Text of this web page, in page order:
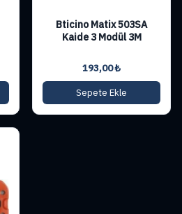
Bticino Matix 503SA
Kaide 3 Modül 3M
193,00₺
Sepete Ekle